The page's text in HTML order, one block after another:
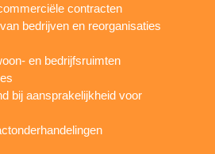
contracten
bedrijven en reorganisaties
en bedrijfsruimten
bij aansprakelijkheid voor